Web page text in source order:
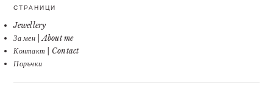
СТРАНИЦИ
Jewellery
За мен | About me
Контакт | Contact
Поръчки